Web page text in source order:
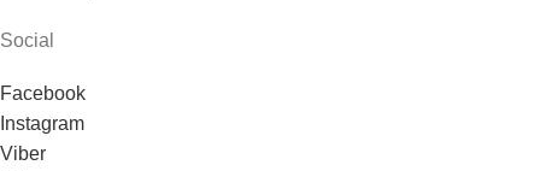
Social
Facebook
Instagram
Viber